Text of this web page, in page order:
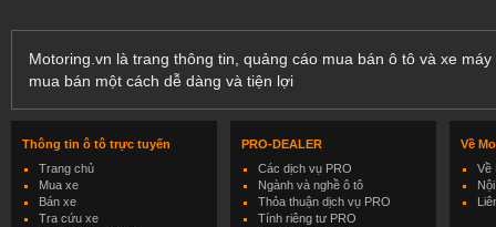
Motoring.vn là trang thông tin, quảng cáo mua bán ô tô và xe
mua bán một cách dễ dàng và tiện lợi
Thông tin ô tô trực tuyến
Trang chủ
Mua xe
Bán xe
Tra cứu xe
PRO-DEALER
Các dịch vụ PRO
Ngành và nghề ô tô
Thỏa thuận dịch vụ PRO
Tính riêng tư PRO
Về
Về